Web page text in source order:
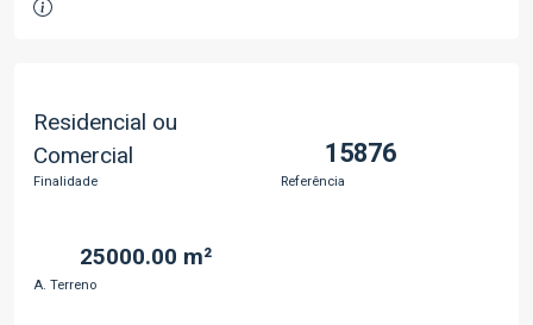
Residencial ou
Comercial
Finalidade
15876
Referência
25000.00 m²
A. Terreno